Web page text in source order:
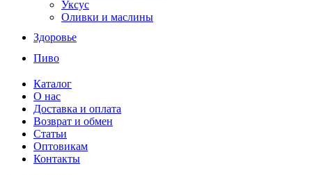
Уксус
Оливки и маслины
Здоровье
Пиво
Каталог
О нас
Доставка и оплата
Возврат и обмен
Статьи
Оптовикам
Контакты